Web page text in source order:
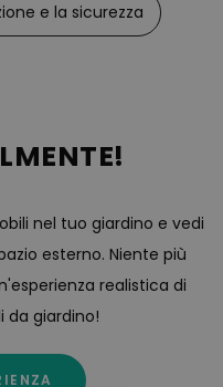
e la sicurezza
nel tuo giardino e vedi
esterno. Niente più
realistica di
da giardino!